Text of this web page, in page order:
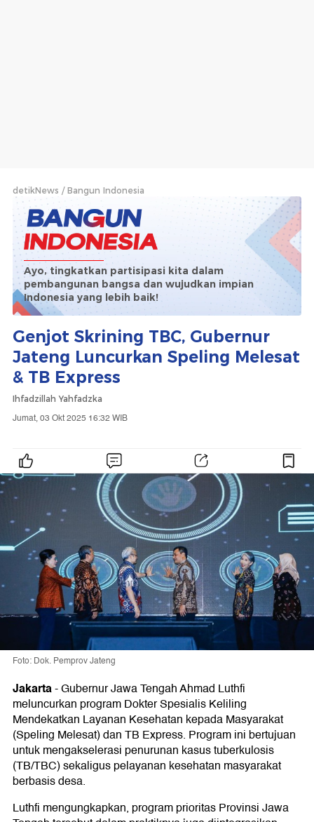
detikNews Bangun Indonesia
Ayo, tingkatkan partisipasi kita dalam
pembangunan bangsa dan wujudkan impian
Indonesia yang lebih baik!
Genjot Skrining TBC, Gubernur
Jateng Luncurkan Speling Melesat
& TB Express
Ihfadzillah Yahfadzka
Jumat, 03 Okt 2025 16:32 WIB
Foto: Dok. Pemprov Jateng
Jakarta-Gubernur Jawa Tengah Ahmad Luthfi
meluncurkan program Dokter Spesialis Keliling
Mendekatkan Layanan Kesehatan kepada Masyarakat
(Speling Melesat) dan TB Express. Program ini bertujuan
untuk mengakselerasi penurunan kasus tuberkulosis
(TB/TBC) sekaligus pelayanan kesehatan masyarakat
berbasis desa.
Luthfi mengungkapkan, program prioritas Provinsi Jawa